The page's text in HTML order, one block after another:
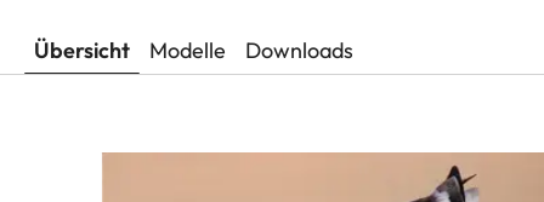
Übersicht Modelle Downloads